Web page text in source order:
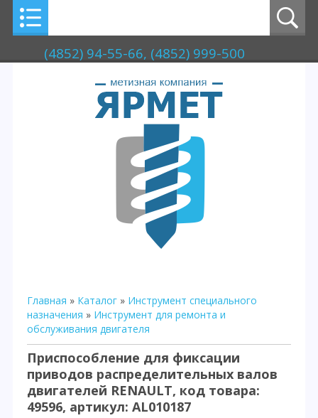
(4852) 94-55-66, (4852) 999-500
Главная » Каталог » Инструмент специального
назначения » Инструмент для ремонта и
обслуживания двигателя
Приспособление для фиксации
приводов распределительных валов
двигателей RENAULT, код товара:
49596, артикул: AL010187